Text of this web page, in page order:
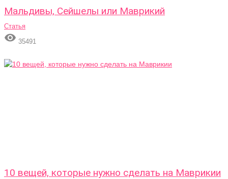
Мальдивы, Сейшелы или Маврикий
Статья
 35491
10 вещей, которые нужно сделать на Маврикии